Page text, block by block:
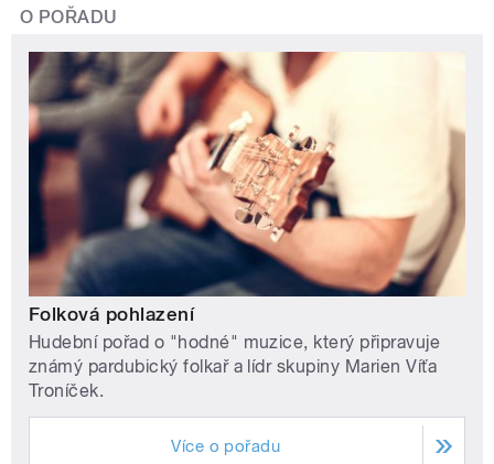
O POŘADU
Folková pohlazení
Hudební pořad o "hodné" muzice, který připravuje
známý pardubický folkař a lídr skupiny Marien Víťa
Troníček.
Více o pořadu